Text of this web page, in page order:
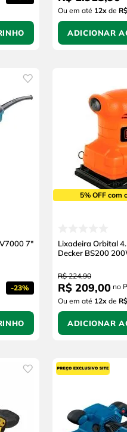
Ou em até 12x de
ADICIONAR
7"
-23%
5% OFF com
Lixadeira Orbital
Decker BS200
R$ 224,90
R$ 209,00 no
Ou em até 12x de
ADICIONAR